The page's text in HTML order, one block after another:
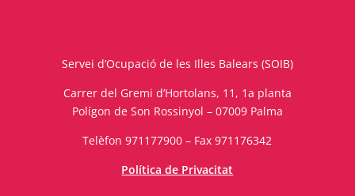
Servei d’Ocupació de les Illes Balears (SOIB)
Carrer del Gremi d’Hortolans, 11, 1a planta
Polígon de Son Rossinyol – 07009 Palma
Telèfon 971177900 – Fax 971176342
Política de Privacitat